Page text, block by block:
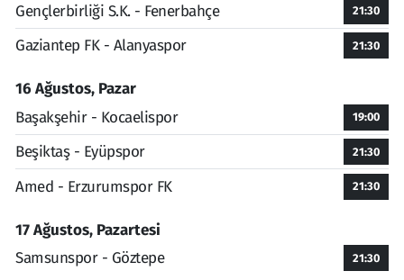
Gençlerbirliği S.K. - Fenerbahçe 21:30
Gaziantep FK - Alanyaspor 21:30
16 Ağustos, Pazar
Başakşehir - Kocaelispor
19:00
Beşiktaş - Eyüpspor 21:30
Amed - Erzurumspor FK 21:30
17 Ağustos, Pazartesi
Samsunspor - Göztepe
21:30